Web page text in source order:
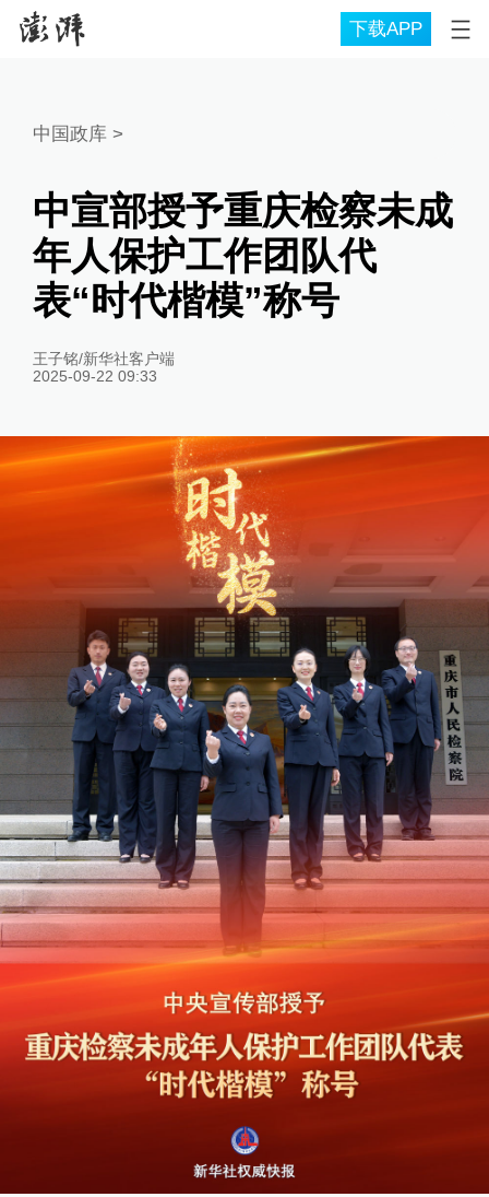
下载APP
中国政库 >
中宣部授予重庆检察未成
年人保护工作团队代
表“时代楷模”称号
王子铭/新华社客户端
2025-09-22 09:33